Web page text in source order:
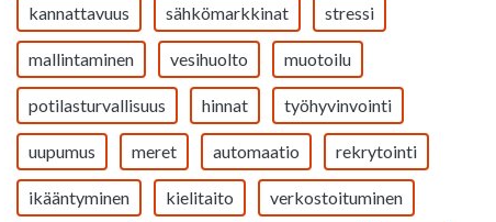
kannattavuus sähkömarkkinat stressi
mallintaminen vesihuolto muotoilu
potilasturvallisuus hinnat työhyvinvointi
uupumus meret automaatio rekrytointi
ikääntyminen kielitaito verkostoituminen